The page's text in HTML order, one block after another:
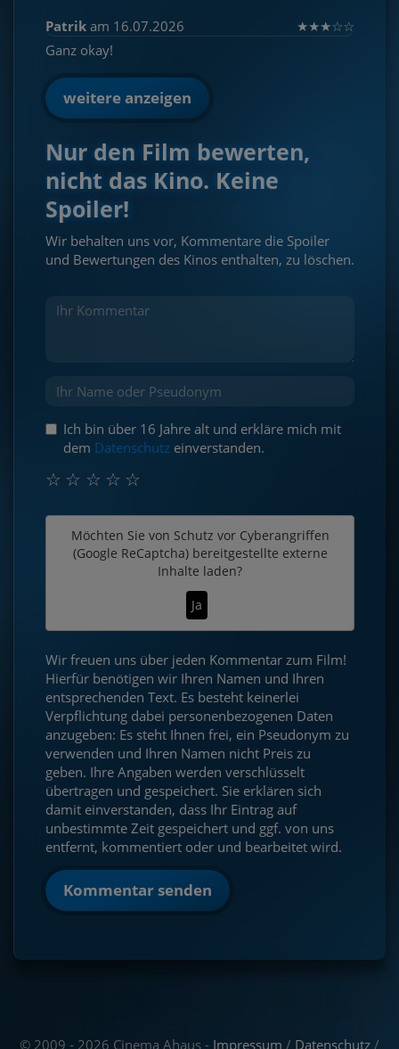
Patrik am 16.07.2026 ★★★☆☆
Ganz okay!
weitere anzeigen
Nur den Film bewerten,
nicht das Kino. Keine
Spoiler!
Wir behalten uns vor, Kommentare die Spoiler
und Bewertungen des Kinos enthalten, zu löschen.
Ich bin über 16 Jahre alt und erkläre mich mit
dem Datenschutz einverstanden.
☆
☆
☆
☆
☆
Möchten Sie von Schutz vor Cyberangriffen
(Google ReCaptcha)bereitgestellte externe
Inhalte laden?
Ja
Wir freuen uns über jeden Kommentar zum Film!
Hierfür benötigen wir Ihren Namen und Ihren
entsprechenden Text. Es besteht keinerlei
Verpflichtung dabei personenbezogenen Daten
anzugeben: Es steht Ihnen frei, ein Pseudonym zu
verwenden und Ihren Namen nicht Preis zu
geben. Ihre Angaben werden verschlüsselt
übertragen und gespeichert. Sie erklären sich
damit einverstanden, dass Ihr Eintrag auf
unbestimmte Zeit gespeichert und ggf. von uns
entfernt, kommentiert oder und bearbeitet wird.
Kommentar senden
© 2009 - 2026 Cinema Ahaus - Impressum / Datenschutz /